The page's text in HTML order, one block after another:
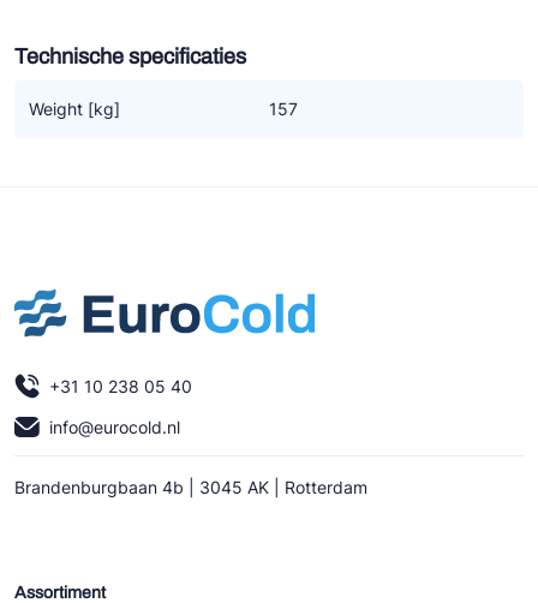
Ziehl-Abegg
Technische specificaties
Weight [kg] 157
+31 10 238 05 40
info@eurocold.nl
Brandenburgbaan 4b | 3045 AK | Rotterdam
Assortiment